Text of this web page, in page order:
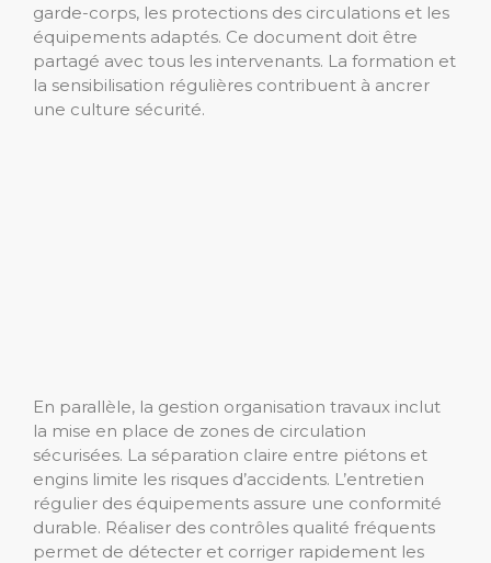
garde-corps, les protections des circulations et les
équipements adaptés. Ce document doit être
partagé avec tous les intervenants. La formation et
la sensibilisation régulières contribuent à ancrer
une culture sécurité.
En parallèle, la gestion organisation travaux inclut
la mise en place de zones de circulation
sécurisées. La séparation claire entre piétons et
engins limite les risques d’accidents. L’entretien
régulier des équipements assure une conformité
durable. Réaliser des contrôles qualité fréquents
permet de détecter et corriger rapidement les